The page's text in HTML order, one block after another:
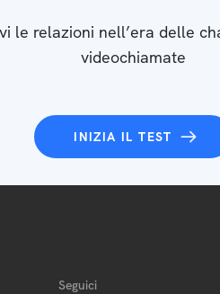
le relazioni nell’era delle
videochiamate
INIZIA IL TEST
Seguici